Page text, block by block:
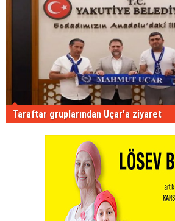
Taraftar gruplarından Uçar'a ziyaret